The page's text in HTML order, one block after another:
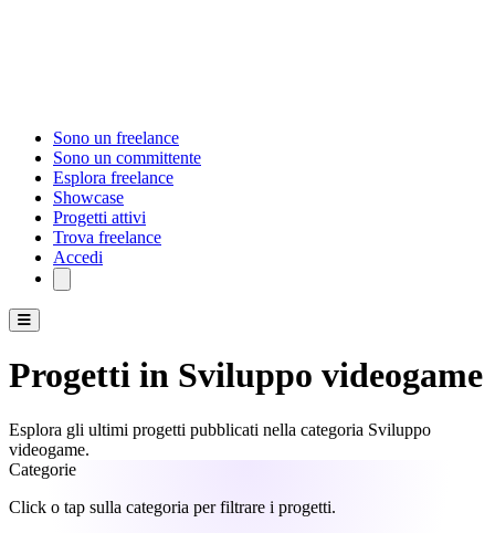
Sono un freelance
Sono un committente
Esplora freelance
Showcase
Progetti attivi
Trova freelance
Accedi
Progetti in Sviluppo videogame
Esplora gli ultimi progetti pubblicati nella categoria Sviluppo
videogame.
Categorie
Click o tap sulla categoria per filtrare i progetti.